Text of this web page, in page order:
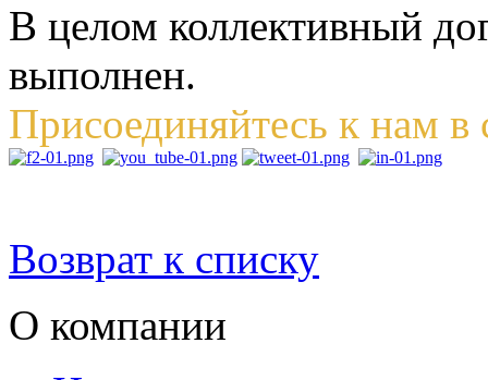
В целом коллективный
выполнен.
Присоединяйтесь к нам в
Возврат к списку
О компании